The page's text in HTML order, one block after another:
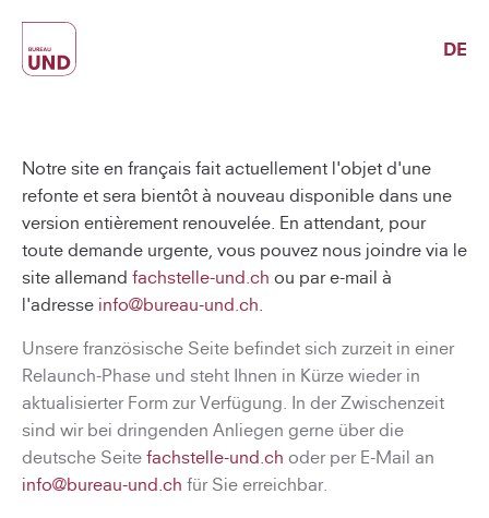
DE
Notre site en français fait actuellement l'objet d'une
refonte et sera bientôt à nouveau disponible dans une
version entièrement renouvelée. En attendant, pour
toute demande urgente, vous pouvez nous joindre via le
site allemand fachstelle-und.ch ou par e-mail à
l'adresse info@bureau-und.ch.
Unsere französische Seite befindet sich zurzeit in einer
Relaunch-Phase und steht Ihnen in Kürze wieder in
aktualisierter Form zur Verfügung. In der Zwischenzeit
sind wir bei dringenden Anliegen gerne über die
deutsche Seite fachstelle-und.ch oder per E-Mail an
info@bureau-und.ch für Sie erreichbar.